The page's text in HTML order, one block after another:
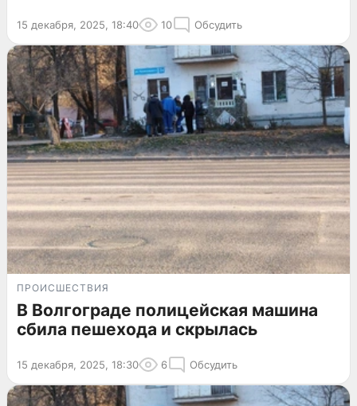
15 декабря, 2025, 18:40 10 Обсудить
ПРОИСШЕСТВИЯ
В Волгограде полицейская машина
сбила пешехода и скрылась
15 декабря, 2025, 18:30 6 Обсудить